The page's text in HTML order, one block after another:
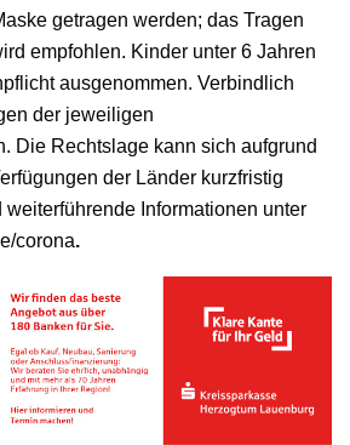
getragen werden; das Tragen
empfohlen. Kinder unter 6 Jahren
ausgenommen. Verbindlich
der jeweiligen
Die Rechtslage kann sich aufgrund
der Länder kurzfristig
Informationen unter
corona.